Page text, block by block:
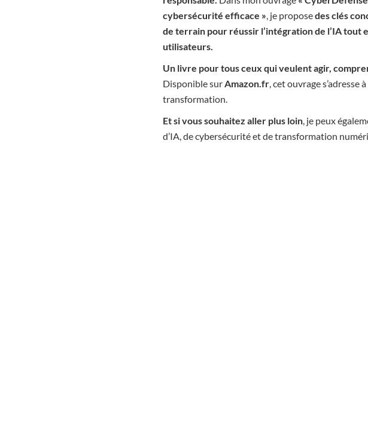
cybersécurité efficace », je proposedes clés
de terrain pour réussir l’intégration de l’IA tout
utilisateurs.
Un livre pour tous ceux qui veulent agir,
Disponible surAmazon.fr, cet ouvrage s’adresse
transformation.
Et si vous souhaitez aller plus loin, je peux
d’IA, de cybersécurité et de transformation